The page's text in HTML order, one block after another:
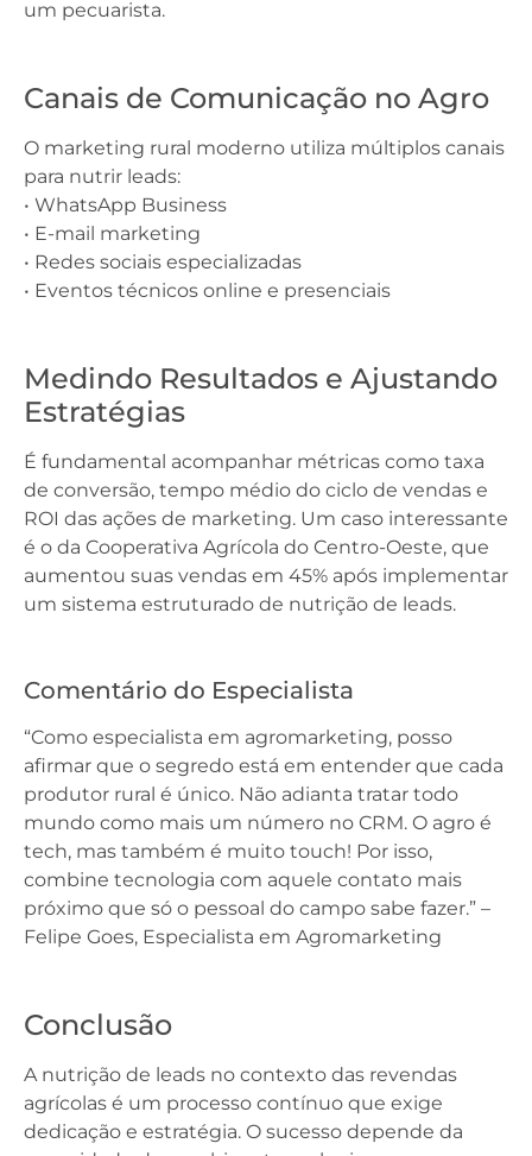
um pecuarista.
Canais de Comunicação no Agro
O marketing rural moderno utiliza múltiplos canais
para nutrir leads:
• WhatsApp Business
• E-mail marketing
• Redes sociais especializadas
• Eventos técnicos online e presenciais
Medindo Resultados e Ajustando
Estratégias
É fundamental acompanhar métricas como taxa
de conversão, tempo médio do ciclo de vendas e
ROI das ações de marketing. Um caso interessante
é o da Cooperativa Agrícola do Centro-Oeste, que
aumentou suas vendas em 45% após implementar
um sistema estruturado de nutrição de leads.
Comentário do Especialista
“Como especialista em agromarketing, posso
afirmar que o segredo está em entender que cada
produtor rural é único. Não adianta tratar todo
mundo como mais um número no CRM. O agro é
tech, mas também é muito touch! Por isso,
combine tecnologia com aquele contato mais
próximo que só o pessoal do campo sabe fazer.” –
Felipe Goes, Especialista em Agromarketing
Conclusão
A nutrição de leads no contexto das revendas
agrícolas é um processo contínuo que exige
dedicação e estratégia. O sucesso depende da